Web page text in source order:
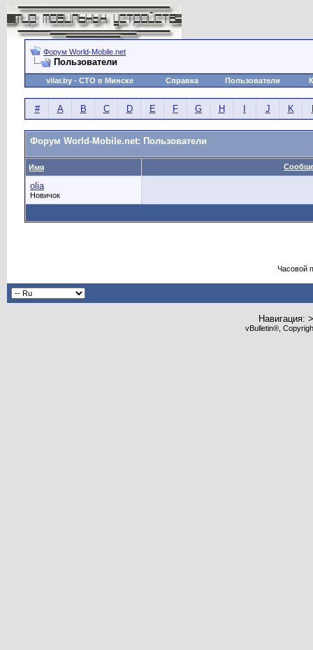
Форум World-Mobile.net
Пользователи
vilar.by - СТО в Минске Справка Пользователи
# A B C D E F G H J K
Форум World-Mobile.net: Пользователи
Имя
olia
Новичок
Часовой
Навигация:
vBulletin®,